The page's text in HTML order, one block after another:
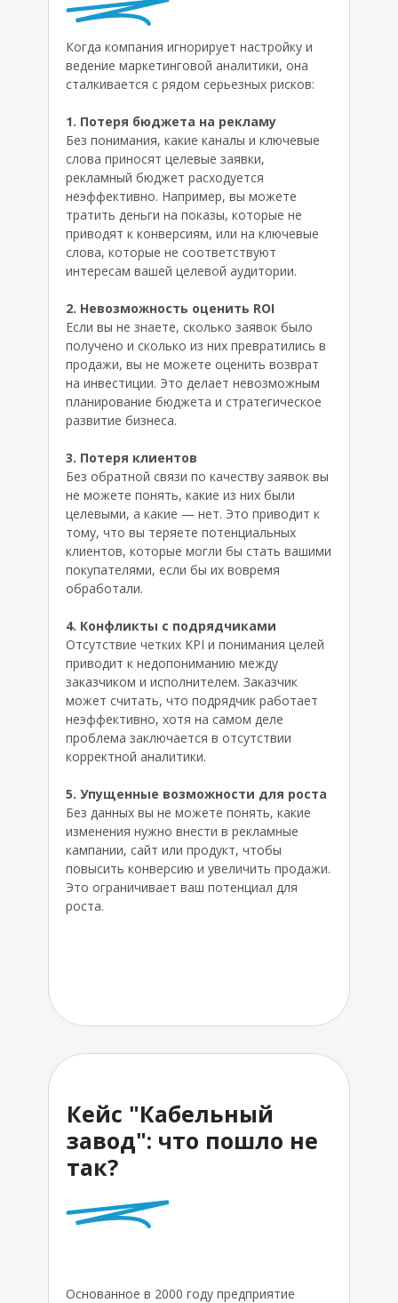
Когда компания игнорирует настройку и
ведение маркетинговой аналитики, она
сталкивается с рядом серьезных рисков:
1. Потеря бюджета на рекламу
Без понимания, какие каналы и ключевые
слова приносят целевые заявки,
рекламный бюджет расходуется
неэффективно. Например, вы можете
тратить деньги на показы, которые не
приводят к конверсиям, или на ключевые
слова, которые не соответствуют
интересам вашей целевой аудитории.
2. Невозможность оценить ROI
Если вы не знаете, сколько заявок было
получено и сколько из них превратились в
продажи, вы не можете оценить возврат
на инвестиции. Это делает невозможным
планирование бюджета и стратегическое
развитие бизнеса.
3. Потеря клиентов
Без обратной связи по качеству заявок вы
не можете понять, какие из них были
целевыми, а какие — нет. Это приводит к
тому, что вы теряете потенциальных
клиентов, которые могли бы стать вашими
покупателями, если бы их вовремя
обработали.
4. Конфликты с подрядчиками
Отсутствие четких KPI и понимания целей
приводит к недопониманию между
заказчиком и исполнителем. Заказчик
может считать, что подрядчик работает
неэффективно, хотя на самом деле
проблема заключается в отсутствии
корректной аналитики.
5. Упущенные возможности для роста
Без данных вы не можете понять, какие
изменения нужно внести в рекламные
кампании, сайт или продукт, чтобы
повысить конверсию и увеличить продажи.
Это ограничивает ваш потенциал для
роста.
Кейс "Кабельный
завод": что пошло не
так?
Основанное в 2000 году предприятие